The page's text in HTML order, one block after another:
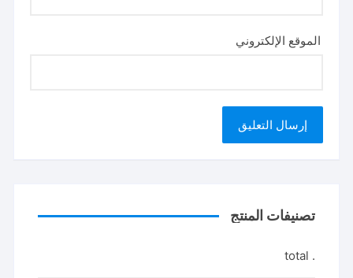
الموقع الإلكتروني
تصنيفات المنتج
. total